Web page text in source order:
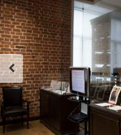
ENG SPN CHI
Приемная
комиссия
+7 (831) 262-26-20